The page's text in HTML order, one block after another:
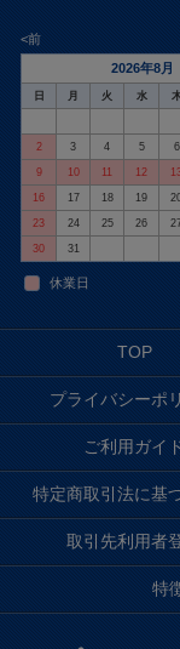
<前
2026年8月
日 月 火 水
2 3 4 5 6
9 10 11 12
16 17 18 19
23 24 25 26
30 31
休業日
TOP
プライバシーポ
ご利用ガイ
特定商取引法に基
取引先利用者
特